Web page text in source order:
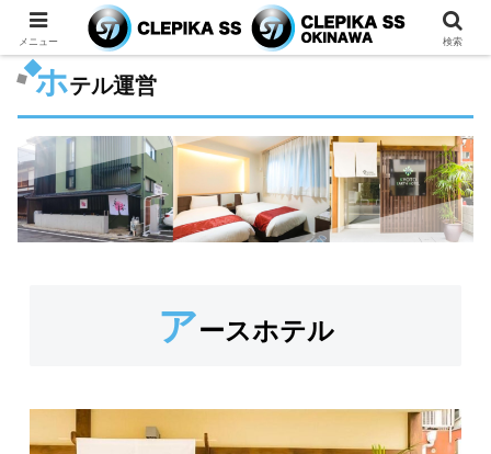
ホテル運営
アースホテル
メニュー 検索